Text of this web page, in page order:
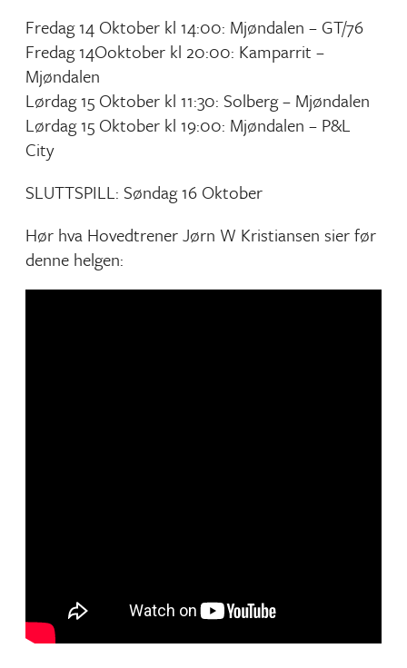
Fredag 14 Oktober kl 14:00: Mjøndalen – GT/76
Fredag 14Ooktober kl 20:00: Kamparrit –
Mjøndalen
Lørdag 15 Oktober kl 11:30: Solberg – Mjøndalen
Lørdag 15 Oktober kl 19:00: Mjøndalen – P&L
City
SLUTTSPILL: Søndag 16 Oktober
Hør hva Hovedtrener Jørn W Kristiansen sier før
denne helgen: